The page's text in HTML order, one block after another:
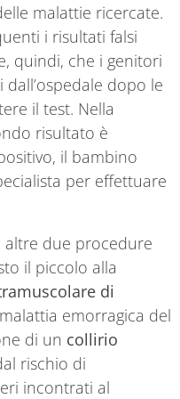
malattie ricercate.
i risultati falsi
quindi, che i genitori
dopo le
il test. Nella
risultato è
il bambino
per effettuare
altre due procedure
il piccolo alla
di
emorragica del
di un collirio
rischio di
incontrati al